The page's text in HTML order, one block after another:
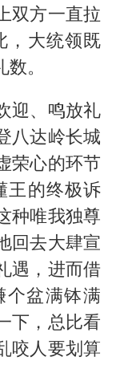
双方一直拉
，大统领既
。
迎、鸣放礼
八达岭长城
荣心的环节
王的终极诉
种唯我独尊
回去大肆宣
遇，进而借
个盆满钵满
下，总比看
咬人要划算